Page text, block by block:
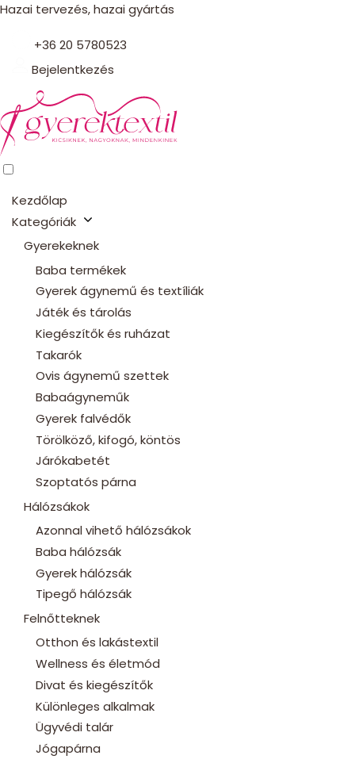
Hazai tervezés, hazai gyártás
+36 20 5780523
Bejelentkezés
Kezdőlap
Kategóriák
Gyerekeknek
Baba termékek
Gyerek ágynemű és textíliák
Játék és tárolás
Kiegészítők és ruházat
Takarók
Ovis ágynemű szettek
Babaágyneműk
Gyerek falvédők
Törölköző, kifogó, köntös
Járókabetét
Szoptatós párna
Hálózsákok
Azonnal vihető hálózsákok
Baba hálózsák
Gyerek hálózsák
Tipegő hálózsák
Felnőtteknek
Otthon és lakástextil
Wellness és életmód
Divat és kiegészítők
Különleges alkalmak
Ügyvédi talár
Jógapárna